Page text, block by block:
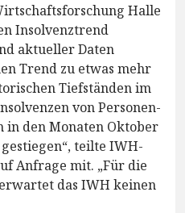
Halle
Insolvenztrend
aktueller Daten
Trend zu etwas mehr
Tiefständen im
von Personen-
in den Monaten Oktober
teilte IWH-
Anfrage mit. „Für die
das IWH keinen